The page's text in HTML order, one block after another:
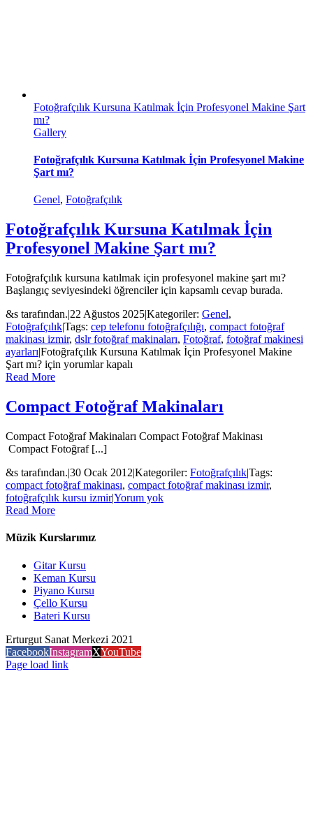
Fotoğrafçılık Kursuna Katılmak İçin Profesyonel Makine Şart
mı?
Gallery
Fotoğrafçılık Kursuna Katılmak İçin Profesyonel Makine
Şart mı?
Genel, Fotoğrafçılık
Fotoğrafçılık Kursuna Katılmak İçin
Profesyonel Makine Şart mı?
Fotoğrafçılık kursuna katılmak için profesyonel makine şart mı?
Başlangıç seviyesindeki öğrenciler için kapsamlı cevap burada.
&s tarafından.|22 Ağustos 2025|Kategoriler: Genel,
Fotoğrafçılık|Tags: cep telefonu fotoğrafçılığı, compact fotoğraf
makinası izmir, dslr fotoğraf makinaları, Fotoğraf, fotoğraf makinesi
ayarları|Fotoğrafçılık Kursuna Katılmak İçin Profesyonel Makine
Şart mı? için yorumlar kapalı
Read More
Compact Fotoğraf Makinaları
Compact Fotoğraf Makinaları Compact Fotoğraf Makinası
Compact Fotoğraf [...]
&s tarafından.|30 Ocak 2012|Kategoriler: Fotoğrafçılık|Tags:
compact fotoğraf makinası, compact fotoğraf makinası izmir,
fotoğrafçılık kursu izmir|Yorum yok
Read More
Müzik Kurslarımız
Gitar Kursu
Keman Kursu
Piyano Kursu
Çello Kursu
Bateri Kursu
Erturgut Sanat Merkezi 2021
FacebookInstagramXYouTube
Page load link